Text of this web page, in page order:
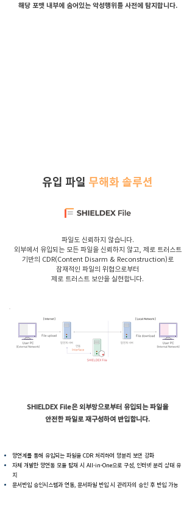
해당 포맷 내부에 숨어있는 악성행위를 사전에 탐지합니다.
유입 파일 무해화 솔루션
파일도 신뢰하지 않습니다.
외부에서 유입되는 모든 파일을 신뢰하지 않고, 제로 트러스트
기반의 CDR(Content Disarm & Reconstruction)로
​잠재적인 파일의 위협으로부터
제로 트러스트 보안을 실현합니다.
SHIELDEX File은 외부망으로부터 유입되는 파일을
안전한 파일로 재구성하여 반입합니다.
망연계를 통해 유입되는 파일을 CDR 처리하여 망분리 보안 강화
자체 개발한 망연동 모듈 탑재 시 All-in-One으로 구성, 인터넷 분리 상태 유
지
문서반입 승인시스템과 연동, 문서파일 반입 시 관리자의 승인 후 반입 가능